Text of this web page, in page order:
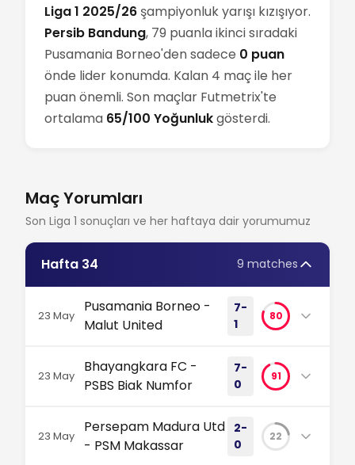
Liga 1 2025/26 şampiyonluk yarışı kızışıyor.
Persib Bandung, 79 puanla ikinci sıradaki
Pusamania Borneo'den sadece 0 puan
önde lider konumda. Kalan 4 maç ile her
puan önemli. Son maçlar Futmetrix'te
ortalama 65/100 Yoğunlukgösterdi.
Maç Yorumları
Son Liga 1 sonuçları ve her haftaya dair yorumumuz
Hafta 34 9 matches
23 May
Pusamania Borneo -
Malut United
7-
1
80
Malut United'ı yedi golle adeta sahadan sildi.
Lider, şampiyonluk yolunda çok net bir mesaj
Borneo'dan Malut United'a Karşı Yedi Gollü Futbol Dersi
23 May
Bhayangkara FC -
PSBS Biak Numfor
7-
0
91
Bhayangkara, on kişi kalmasına rağmen PSBS
Biak'ı sahadan sildi ve dört gol daha buldu.
23 May
Persepam Madura Utd
- PSM Makassar
2-
0
22